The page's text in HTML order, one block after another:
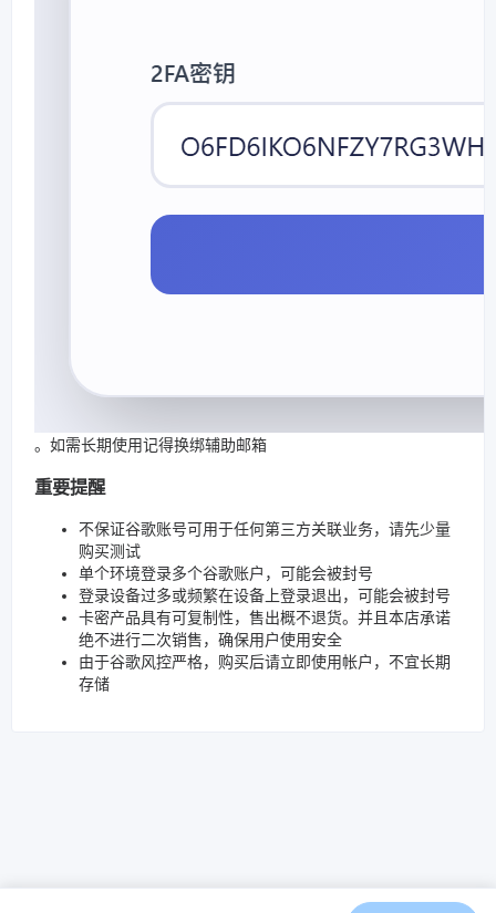
。如需长期使用记得换绑辅助邮箱
重要提醒
不保证谷歌账号可用于任何第三方关联业务，请先少量
购买测试
单个环境登录多个谷歌账户，可能会被封号
登录设备过多或频繁在设备上登录退出，可能会被封号
卡密产品具有可复制性，售出概不退货。并且本店承诺
绝不进行二次销售，确保用户使用安全
由于谷歌风控严格，购买后请立即使用帐户，不宜长期
存储